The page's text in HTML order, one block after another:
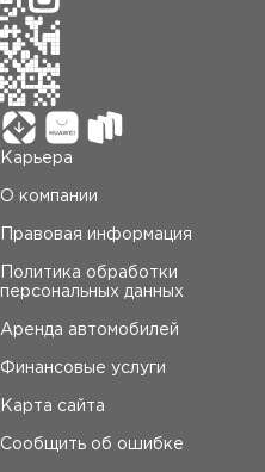
Карьера
О компании
Правовая информация
Политика обработки
персональных данных
Аренда автомобилей
Финансовые услуги
Карта сайта
Сообщить об ошибке